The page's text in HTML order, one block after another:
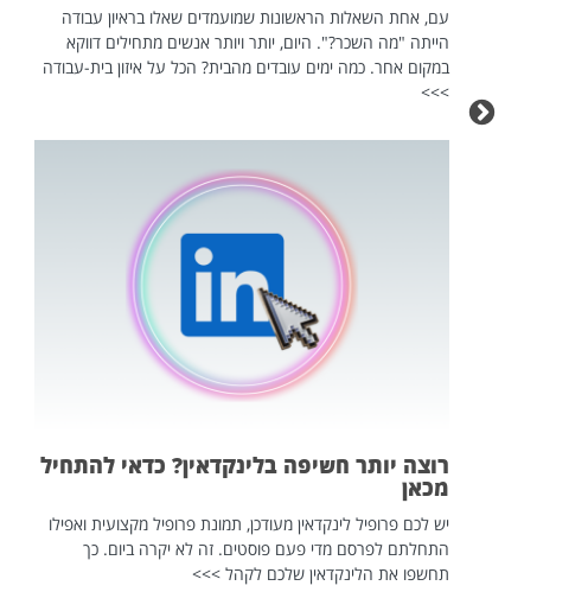
עם, אחת השאלות הראשונות שמועמדים שאלו בראיון עבודה
הייתה "מה השכר?". היום, יותר ויותר אנשים מתחילים דווקא
במקום אחר. כמה ימים עובדים מהבית? הכל על איזון בית-עבודה
>>>
רוצה יותר חשיפה בלינקדאין? כדאי להתחיל
מכאן
יש לכם פרופיל לינקדאין מעודכן, תמונת פרופיל מקצועית ואפילו
התחלתם לפרסם מדי פעם פוסטים. זה לא יקרה ביום. כך
תחשפו את הלינקדאין שלכם לקהל >>>